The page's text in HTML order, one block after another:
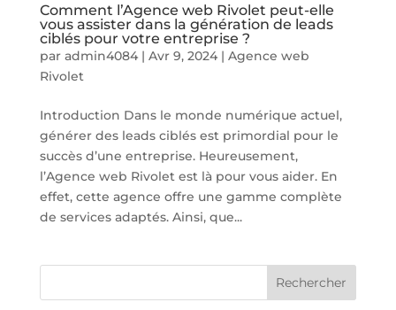
Comment l’Agence web Rivolet peut-elle
vous assister dans la génération de leads
ciblés pour votre entreprise ?
par admin4084| Avr 9, 2024| Agence web
Rivolet
Introduction Dans le monde numérique actuel,
générer des leads ciblés est primordial pour le
succès d’une entreprise. Heureusement,
l’Agence web Rivolet est là pour vous aider. En
effet, cette agence offre une gamme complète
de services adaptés. Ainsi, que...